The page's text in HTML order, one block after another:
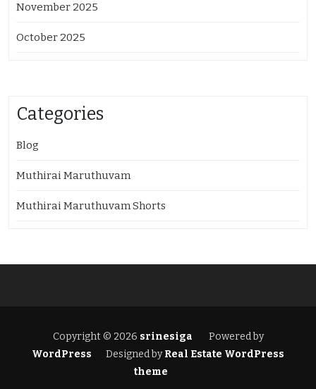
November 2025
October 2025
Categories
Blog
Muthirai Maruthuvam
Muthirai Maruthuvam Shorts
Copyright © 2026 srinesiga
Powered by
WordPress
Designed byReal Estate WordPress
theme